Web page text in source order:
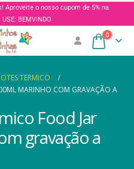
Aproveite o nosso cupom de 5% na
BEMVINDO
0
TERMICO
MARINHO COM GRAVAÇÃO A
Food Jar
gravação a